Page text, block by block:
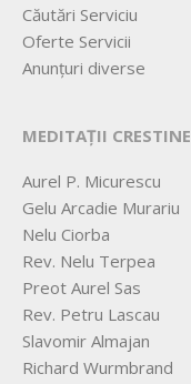
Căutări Serviciu
Oferte Servicii
Anunțuri diverse
MEDITAȚII CRESTINE
Aurel P. Micurescu
Gelu Arcadie Murariu
Nelu Ciorba
Rev. Nelu Terpea
Preot Aurel Sas
Rev. Petru Lascau
Slavomir Almajan
Richard Wurmbrand